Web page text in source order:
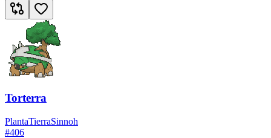
Torterra
PlantaTierraSinnoh
#406